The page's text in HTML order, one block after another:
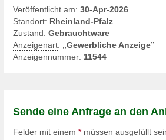
Veröffentlicht am: 30-Apr-2026
Standort: Rheinland-Pfalz
Zustand: Gebrauchtware
Anzeigenart: „Gewerbliche Anzeige”
Anzeigennummer: 11544
Sende eine Anfrage an den
Felder mit einem * müssen ausgefüllt